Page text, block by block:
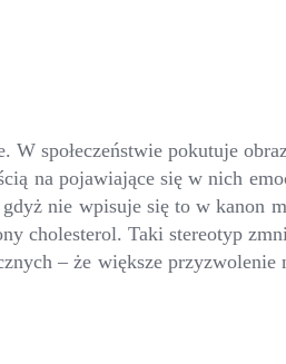
W społeczeństwie pokutuje
na pojawiające się w nich
nie wpisuje się to w kanon
cholesterol. Taki stereotyp
– że większe